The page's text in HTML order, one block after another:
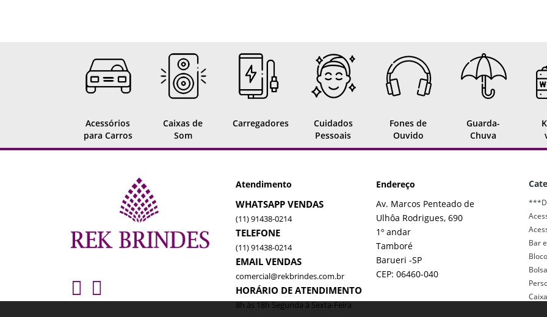
Acessórios
para Carros
Caixas de
Som
Carregadores
Cuidados
Pessoais
Fones de
Ouvido
Guarda-
Chuva
Atendimento
WHATSAPP VENDAS
(11) 91438-0214
TELEFONE
(11) 91438-0214
EMAIL VENDAS
comercial@rekbrindes.com.br
HORÁRIO DE ATENDIMENTO
8h às 18h Segunda à Sexta-Feira
Endereço
Av. Marcos Penteado de
Ulhôa Rodrigues, 690
1º andar
Tamboré
Barueri -SP
CEP: 06460-040
Bar